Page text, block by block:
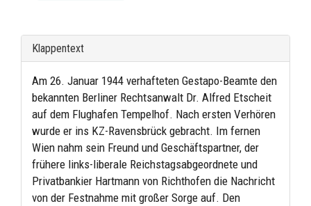
Klappentext
Am 26. Januar 1944 verhafteten Gestapo-Beamte den
bekannten Berliner Rechtsanwalt Dr. Alfred Etscheit
auf dem Flughafen Tempelhof. Nach ersten Verhören
wurde er ins KZ-Ravensbrück gebracht. Im fernen
Wien nahm sein Freund und Geschäftspartner, der
frühere links-liberale Reichstagsabgeordnete und
Privatbankier Hartmann von Richthofen die Nachricht
von der Festnahme mit großer Sorge auf. Den